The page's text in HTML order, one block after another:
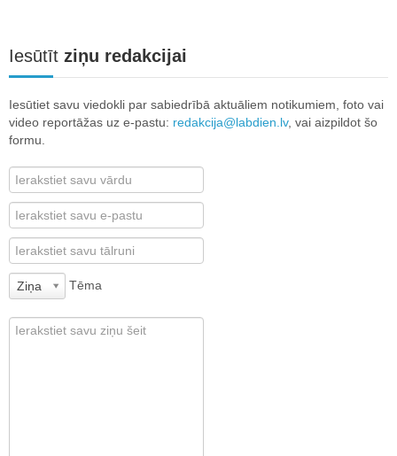
Iesūtīt ziņu redakcijai
Iesūtiet savu viedokli par sabiedrībā aktuāliem notikumiem, foto vai
video reportāžas uz e-pastu: redakcija@labdien.lv, vai aizpildot šo
formu.
Ziņa Tēma